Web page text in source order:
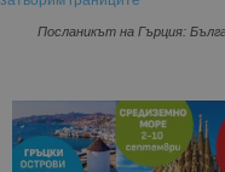
Посланикът на Гърция: